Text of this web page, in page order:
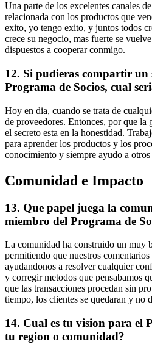
Una parte de los excelentes canales
relacionada con los productos que
exito, yo tengo exito, y juntos todos
crece su negocio, mas fuerte se
dispuestos a cooperar conmigo.
12. Si pudieras compartir un
Programa de Socios, cual
Hoy en dia, cuando se trata de
de proveedores. Entonces, por que la
el secreto esta en la honestidad.
para aprender los productos y los
conocimiento y siempre ayudo a
Comunidad e Impacto
13. Que papel juega la
miembro del Programa de
La comunidad ha construido un muy
permitiendo que nuestros
ayudandonos a resolver cualquier
y corregir metodos que pensabamos
que las transacciones procedan sin
tiempo, los clientes se quedaran y no
14. Cual es tu vision para el
tu region o comunidad?